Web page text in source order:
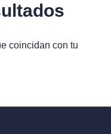
coincidan con tu